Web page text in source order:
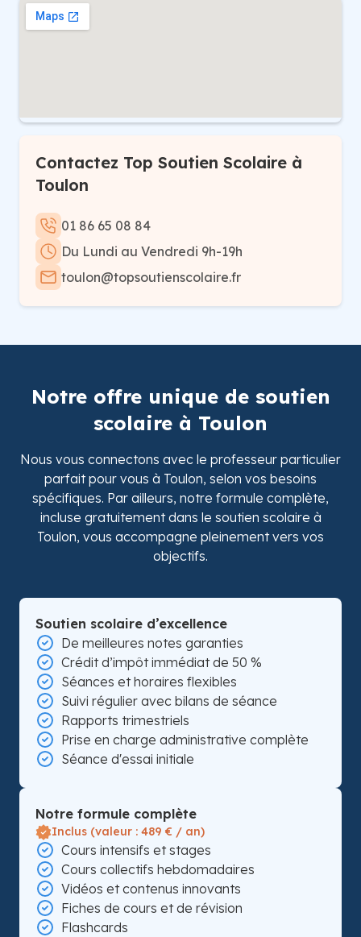
Contactez Top Soutien Scolaire à
Toulon
01 86 65 08 84
Du Lundi au Vendredi 9h-19h
toulon@topsoutienscolaire.fr
Notre offre unique de soutien
scolaire à Toulon
Nous vous connectons avec le professeur particulier
parfait pour vous à Toulon, selon vos besoins
spécifiques. Par ailleurs, notre formule complète,
incluse gratuitement dans le soutien scolaire à
Toulon, vous accompagne pleinement vers vos
objectifs.
Soutien scolaire d’excellence
De meilleures notes garanties
Crédit d’impôt immédiat de 50 %
Séances et horaires flexibles
Suivi régulier avec bilans de séance
Rapports trimestriels
Prise en charge administrative complète
Séance d'essai initiale
Notre formule complète
Inclus (valeur : 489 € / an)
Cours intensifs et stages
Cours collectifs hebdomadaires
Vidéos et contenus innovants
Fiches de cours et de révision
Flashcards